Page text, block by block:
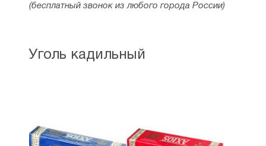
(бесплатный звонок из любого города России)
Уголь кадильный